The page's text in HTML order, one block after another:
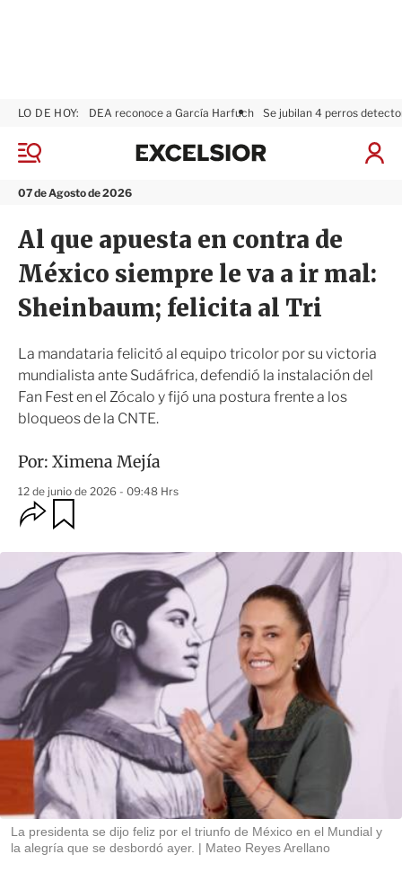
M
n
07 de Agosto de 2026
LO DE HOY: DEA reconoce a García Harfuch Se jubilan 4 perros
I
S
ó
x
i
r
Al que apuesta en contra de
México siempre le va a ir mal:
Sheinbaum; felicita al Tri
La mandataria felicitó al equipo tricolor por su victoria
mundialista ante Sudáfrica, defendió la instalación del
Fan Fest en el Zócalo y fijó una postura frente a los
bloqueos de la CNTE.
Por: Ximena Mejía
12 de junio de 2026 - 09:48 Hrs
O
p
i
o
e
c
o
a
r
t
i
r
r
d
La presidenta se dijo feliz por el triunfo de México en el Mundial y
la alegría que se desbordó ayer.
Mateo Reyes Arellano